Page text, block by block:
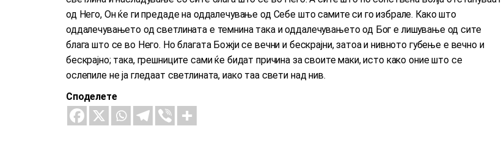
од Него, Он ќе ги предаде на оддалечување од Себе што самите си го избрале. Како што
оддалечувањето од светлината е темнина така и оддалечувањето од Бог е лишување од сите
блага што се во Него. Но благата Божји се вечни и бескрајни, затоа и нивното губење е вечно и
бескрајно; така, грешниците сами ќе бидат причина за своите маки, исто како оние што се
ослепиле не ја гледаат светлината, иако таа свети над нив.
Споделете